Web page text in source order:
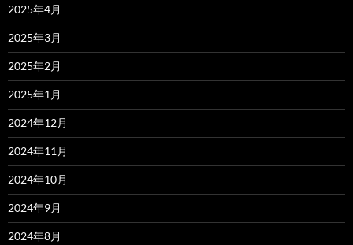
2025年4月
2025年3月
2025年2月
2025年1月
2024年12月
2024年11月
2024年10月
2024年9月
2024年8月